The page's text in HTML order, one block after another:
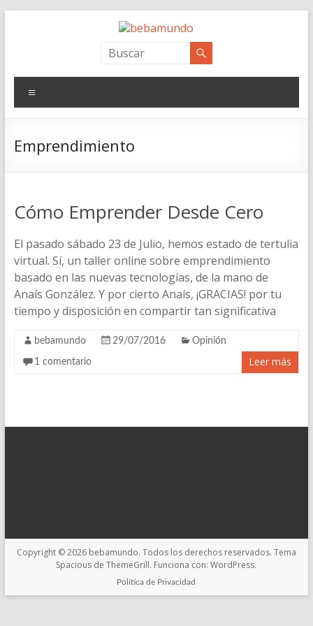
bebamundo
Personal Branding
Emprendimiento
Cómo Emprender Desde Cero
El pasado sábado 23 de Julio, hemos estado de tertulia
virtual. Sí, un taller online sobre emprendimiento
basado en las nuevas tecnologías, de la mano de
Anaís González. Y por cierto Anaís, ¡GRACIAS! por tu
tiempo y disposición en compartir tan significativa
bebamundo 29/07/2016 Opinión
1 comentario Leer más
Copyright © 2026 bebamundo. Todos los derechos reservados. Tema
Spacious de ThemeGrill. Funciona con:WordPress.
Política de Privacidad